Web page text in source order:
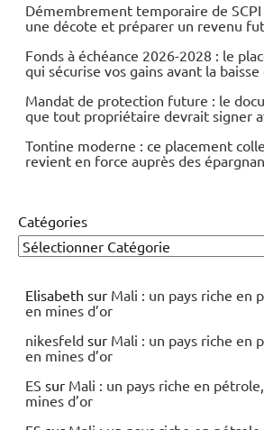
Démembrement temporaire de SCPI
une décote et préparer un revenu
Fonds à échéance 2026-2028 : le
qui sécurise vos gains avant la
Mandat de protection future : le
que tout propriétaire devrait signer
Tontine moderne : ce placement
revient en force auprès des
Catégories
Elisabeth sur Mali : un pays riche en
en mines d’or
nikesfeld sur Mali : un pays riche en
en mines d’or
ES sur Mali : un pays riche en
mines d’or